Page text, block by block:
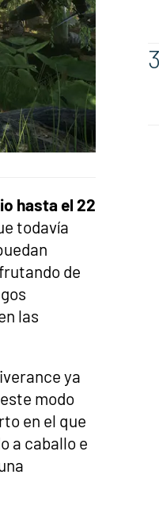
hasta el 22
todavía
de
las
ya
este modo
en el que
a caballo e